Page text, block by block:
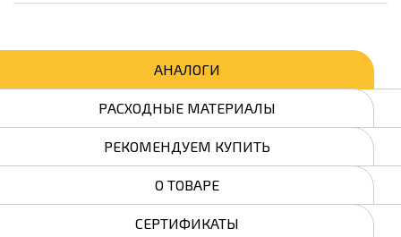
АНАЛОГИ
РАСХОДНЫЕ МАТЕРИАЛЫ
РЕКОМЕНДУЕМ КУПИТЬ
О ТОВАРЕ
СЕРТИФИКАТЫ